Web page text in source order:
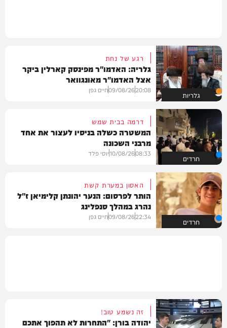
גלריות
רגע של נחת
גלריה: האדמו"ר מפינסק קארלין ביקר
אצל האדמו"ר מאונגוואר
20:08
09/08/26חיים גפן
חרדים
דרמה בבית שמש
המשטרה כשלה בניסיו לעצור את אחד
מרבני השכונה
08:33
10/08/26יוסי פלד
חרדים
האסון במערת קשת
הותר לפרסום: הנער יהונתן קלימיאן ז"ל
נהרג במהלך סנפלינג
22:34
09/08/26חיים גפן
זה נשמע טוב!
יהודה בורן: "התחרות לא תהפוך אתכם